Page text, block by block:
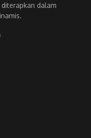
dalam